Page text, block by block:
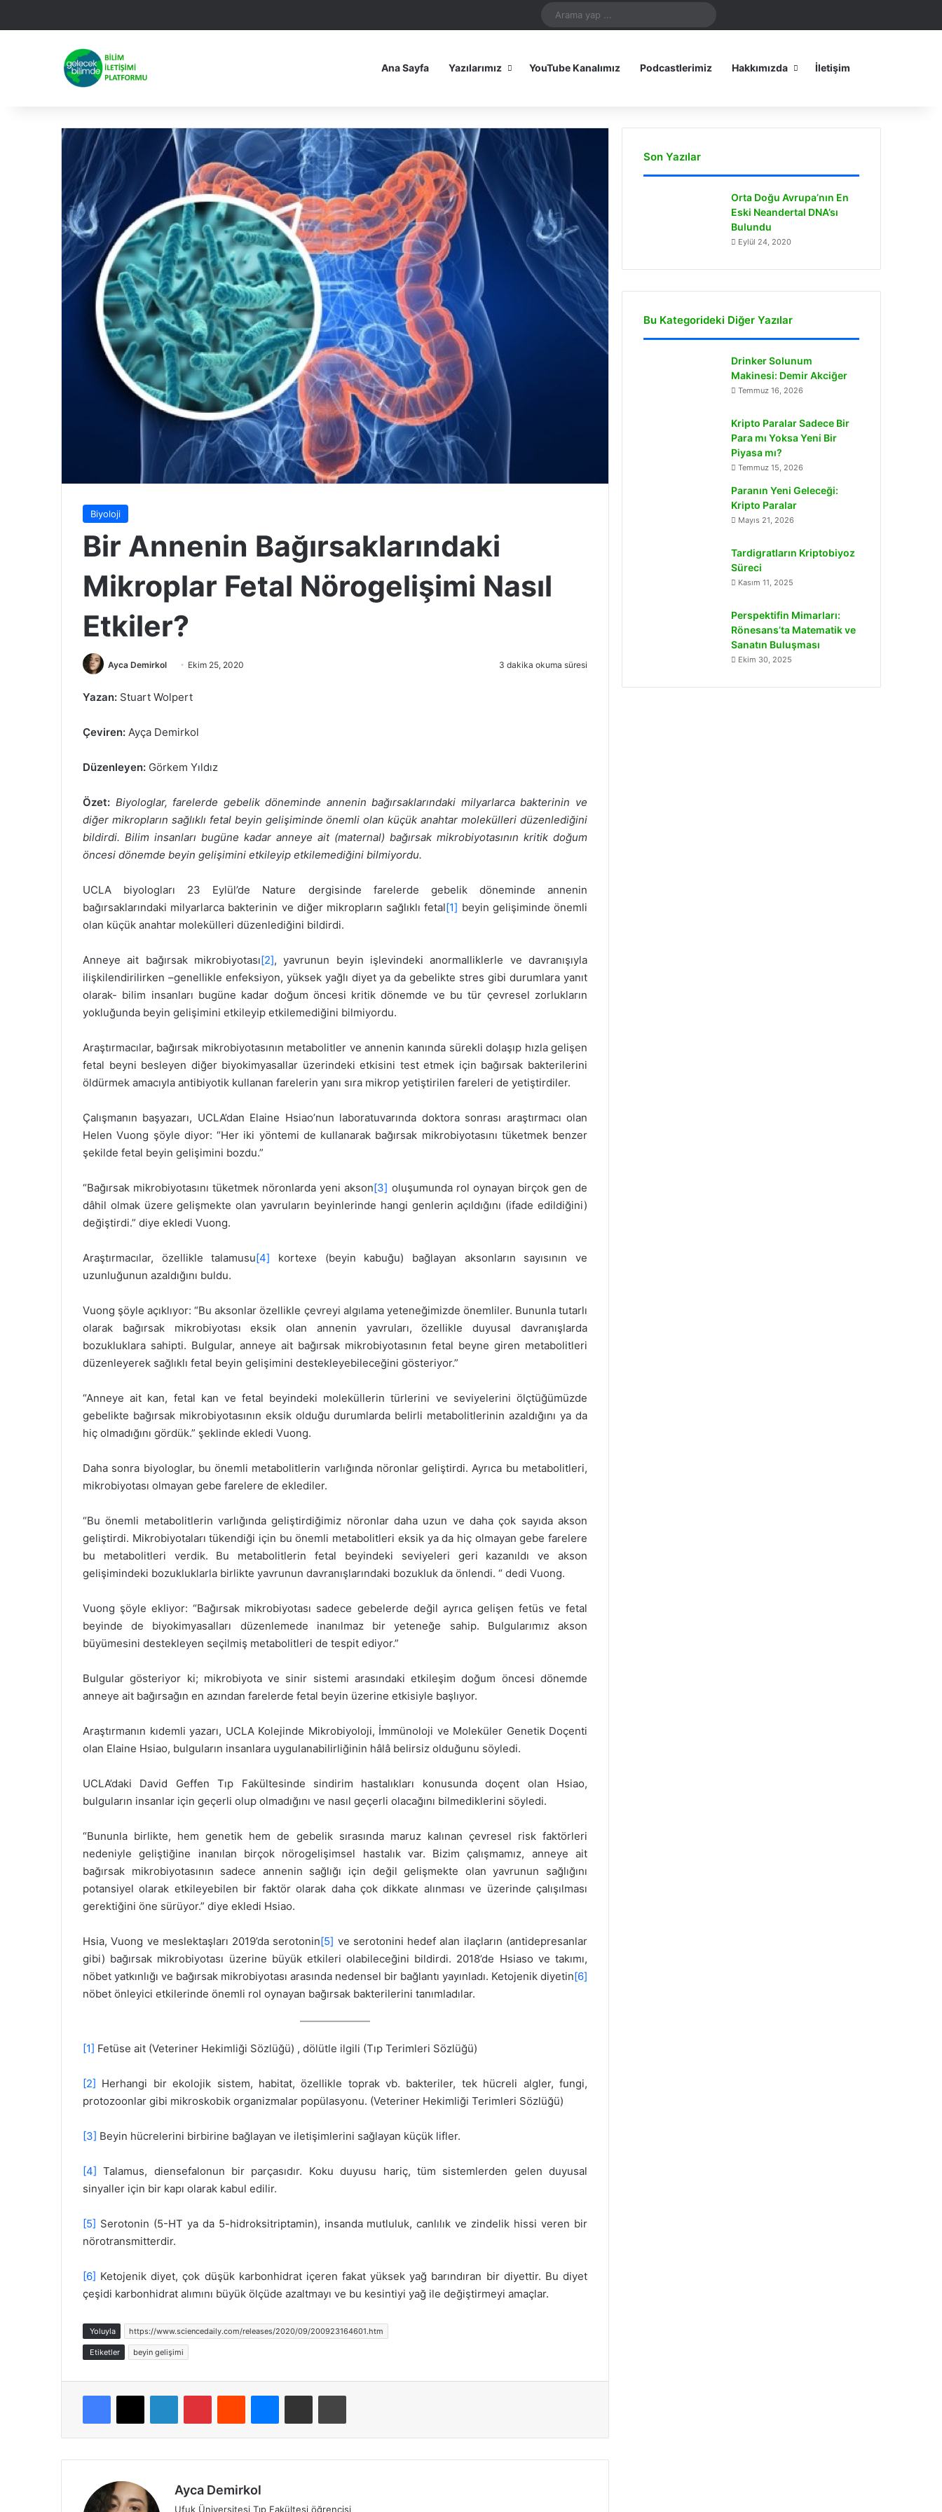
MastodoniOS Uygulamamız
Android Uygulamamız
...
Ana Sayfa Yazılarımız YouTube Kanalımız Podcastlerimiz Hakkımızda İletişim
Biyoloji
Bir Annenin Bağırsaklarındaki
Mikroplar Fetal Nörogelişimi Nasıl
Etkiler?
Ayca Demirkol
posta
Ekim 25, 2020 3 dakika okuma süresi
Yazan: Stuart Wolpert
Çeviren: Ayça Demirkol
Düzenleyen: Görkem Yıldız
Özet: Biyologlar, farelerde gebelik döneminde annenin bağırsaklarındaki milyarlarca bakterinin ve
diğer mikropların sağlıklı fetal beyin gelişiminde önemli olan küçük anahtar molekülleri düzenlediğini
bildirdi. Bilim insanları bugüne kadar anneye ait (maternal) bağırsak mikrobiyotasının kritik doğum
öncesi dönemde beyin gelişimini etkileyip etkilemediğini bilmiyordu.
UCLA biyologları 23 Eylül’de Nature dergisinde farelerde gebelik döneminde annenin
bağırsaklarındaki milyarlarca bakterinin ve diğer mikropların sağlıklı fetal[1] beyin gelişiminde önemli
olan küçük anahtar molekülleri düzenlediğini bildirdi.
Anneye ait bağırsak mikrobiyotası[2], yavrunun beyin işlevindeki anormalliklerle ve davranışıyla
ilişkilendirilirken –genellikle enfeksiyon, yüksek yağlı diyet ya da gebelikte stres gibi durumlara yanıt
olarak- bilim insanları bugüne kadar doğum öncesi kritik dönemde ve bu tür çevresel zorlukların
yokluğunda beyin gelişimini etkileyip etkilemediğini bilmiyordu.
Araştırmacılar, bağırsak mikrobiyotasının metabolitler ve annenin kanında sürekli dolaşıp hızla gelişen
fetal beyni besleyen diğer biyokimyasallar üzerindeki etkisini test etmek için bağırsak bakterilerini
öldürmek amacıyla antibiyotik kullanan farelerin yanı sıra mikrop yetiştirilen fareleri de yetiştirdiler.
Çalışmanın başyazarı, UCLA’dan Elaine Hsiao’nun laboratuvarında doktora sonrası araştırmacı olan
Helen Vuong şöyle diyor: “Her iki yöntemi de kullanarak bağırsak mikrobiyotasını tüketmek benzer
şekilde fetal beyin gelişimini bozdu.”
“Bağırsak mikrobiyotasını tüketmek nöronlarda yeni akson[3] oluşumunda rol oynayan birçok gen de
dâhil olmak üzere gelişmekte olan yavruların beyinlerinde hangi genlerin açıldığını (ifade edildiğini)
değiştirdi.” diye ekledi Vuong.
Araştırmacılar, özellikle talamusu[4] kortexe (beyin kabuğu) bağlayan aksonların sayısının ve
uzunluğunun azaldığını buldu.
Vuong şöyle açıklıyor: “Bu aksonlar özellikle çevreyi algılama yeteneğimizde önemliler. Bununla tutarlı
olarak bağırsak mikrobiyotası eksik olan annenin yavruları, özellikle duyusal davranışlarda
bozukluklara sahipti. Bulgular, anneye ait bağırsak mikrobiyotasının fetal beyne giren metabolitleri
düzenleyerek sağlıklı fetal beyin gelişimini destekleyebileceğini gösteriyor.”
“Anneye ait kan, fetal kan ve fetal beyindeki moleküllerin türlerini ve seviyelerini ölçtüğümüzde
gebelikte bağırsak mikrobiyotasının eksik olduğu durumlarda belirli metabolitlerinin azaldığını ya da
hiç olmadığını gördük.” şeklinde ekledi Vuong.
Daha sonra biyologlar, bu önemli metabolitlerin varlığında nöronlar geliştirdi. Ayrıca bu metabolitleri,
mikrobiyotası olmayan gebe farelere de eklediler.
“Bu önemli metabolitlerin varlığında geliştirdiğimiz nöronlar daha uzun ve daha çok sayıda akson
geliştirdi. Mikrobiyotaları tükendiği için bu önemli metabolitleri eksik ya da hiç olmayan gebe farelere
bu metabolitleri verdik. Bu metabolitlerin fetal beyindeki seviyeleri geri kazanıldı ve akson
gelişimindeki bozukluklarla birlikte yavrunun davranışlarındaki bozukluk da önlendi. “ dedi Vuong.
Vuong şöyle ekliyor: “Bağırsak mikrobiyotası sadece gebelerde değil ayrıca gelişen fetüs ve fetal
beyinde de biyokimyasalları düzenlemede inanılmaz bir yeteneğe sahip. Bulgularımız akson
büyümesini destekleyen seçilmiş metabolitleri de tespit ediyor.”
Bulgular gösteriyor ki; mikrobiyota ve sinir sistemi arasındaki etkileşim doğum öncesi dönemde
anneye ait bağırsağın en azından farelerde fetal beyin üzerine etkisiyle başlıyor.
Araştırmanın kıdemli yazarı, UCLA Kolejinde Mikrobiyoloji, İmmünoloji ve Moleküler Genetik Doçenti
olan Elaine Hsiao, bulguların insanlara uygulanabilirliğinin hâlâ belirsiz olduğunu söyledi.
UCLA’daki David Geffen Tıp Fakültesinde sindirim hastalıkları konusunda doçent olan Hsiao,
bulguların insanlar için geçerli olup olmadığını ve nasıl geçerli olacağını bilmediklerini söyledi.
“Bununla birlikte, hem genetik hem de gebelik sırasında maruz kalınan çevresel risk faktörleri
nedeniyle geliştiğine inanılan birçok nörogelişimsel hastalık var. Bizim çalışmamız, anneye ait
bağırsak mikrobiyotasının sadece annenin sağlığı için değil gelişmekte olan yavrunun sağlığını
potansiyel olarak etkileyebilen bir faktör olarak daha çok dikkate alınması ve üzerinde çalışılması
gerektiğini öne sürüyor.” diye ekledi Hsiao.
Hsia, Vuong ve meslektaşları 2019’da serotonin[5] ve serotonini hedef alan ilaçların (antidepresanlar
gibi) bağırsak mikrobiyotası üzerine büyük etkileri olabileceğini bildirdi. 2018’de Hsiaso ve takımı,
nöbet yatkınlığı ve bağırsak mikrobiyotası arasında nedensel bir bağlantı yayınladı. Ketojenik diyetin[6]
nöbet önleyici etkilerinde önemli rol oynayan bağırsak bakterilerini tanımladılar.
[1] Fetüse ait (Veteriner Hekimliği Sözlüğü) , dölütle ilgili (Tıp Terimleri Sözlüğü)
[2] Herhangi bir ekolojik sistem, habitat, özellikle toprak vb. bakteriler, tek hücreli algler, fungi,
protozoonlar gibi mikroskobik organizmalar popülasyonu. (Veteriner Hekimliği Terimleri Sözlüğü)
[3] Beyin hücrelerini birbirine bağlayan ve iletişimlerini sağlayan küçük lifler.
[4] Talamus, diensefalonun bir parçasıdır. Koku duyusu hariç, tüm sistemlerden gelen duyusal
sinyaller için bir kapı olarak kabul edilir.
[5] Serotonin (5-HT ya da 5-hidroksitriptamin), insanda mutluluk, canlılık ve zindelik hissi veren bir
nörotransmitterdir.
[6] Ketojenik diyet, çok düşük karbonhidrat içeren fakat yüksek yağ barındıran bir diyettir. Bu diyet
çeşidi karbonhidrat alımını büyük ölçüde azaltmayı ve bu kesintiyi yağ ile değiştirmeyi amaçlar.
Yoluyla https://www.sciencedaily.com/releases/2020/09/200923164601.htm
Etiketler beyin gelişimi
Facebook
X LinkedInPinterestReddit Messenger
E-Posta ile paylaş Yazdır
Ayca Demirkol
Ufuk Üniversitesi Tıp Fakültesi öğrencisi
Son Yazılar
Orta Doğu Avrupa’nın En
Eski Neandertal DNA’sı
Bulundu
Eylül 24, 2020
Bu Kategorideki Diğer Yazılar
Drinker Solunum
Makinesi: Demir Akciğer
Temmuz 16, 2026
Kripto Paralar Sadece Bir
Para mı Yoksa Yeni Bir
Piyasa mı?
Temmuz 15, 2026
Paranın Yeni Geleceği:
Kripto Paralar
Mayıs 21, 2026
Tardigratların Kriptobiyoz
Süreci
Kasım 11, 2025
Perspektifin Mimarları:
Rönesans’ta Matematik ve
Sanatın Buluşması
Ekim 30, 2025